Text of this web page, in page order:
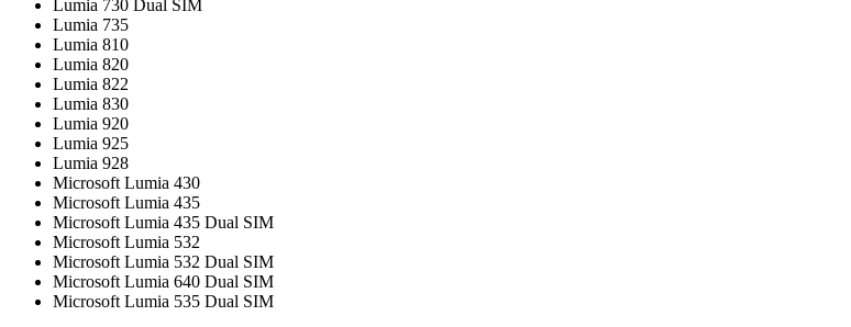
Lumia 730 Dual SIM
Lumia 735
Lumia 810
Lumia 820
Lumia 822
Lumia 830
Lumia 920
Lumia 925
Lumia 928
Microsoft Lumia 430
Microsoft Lumia 435
Microsoft Lumia 435 Dual SIM
Microsoft Lumia 532
Microsoft Lumia 532 Dual SIM
Microsoft Lumia 640 Dual SIM
Microsoft Lumia 535 Dual SIM